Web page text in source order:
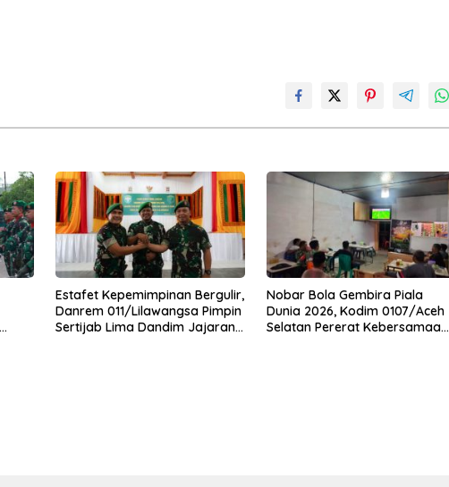
Estafet Kepemimpinan Bergulir,
Danrem 011/Lilawangsa Pimpin
Sertijab Lima Dandim Jajaran
Nobar Bola Gembira Piala
Dunia 2026, Kodim 0107/Aceh
Selatan Pererat Kebersamaan